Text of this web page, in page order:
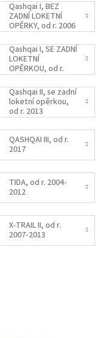
Qashqai I, BEZ
ZADNÍ LOKETNÍ
OPĚRKY, od r. 2006
Qashqai I, SE ZADNÍ
LOKETNÍ
OPĚRKOU, od r.
2006
Qashqai II, se zadní
loketní opěrkou,
od r. 2013
QASHQAI III, od r.
2017
TIDA, od r. 2004-
2012
X-TRAIL II, od r.
2007-2013